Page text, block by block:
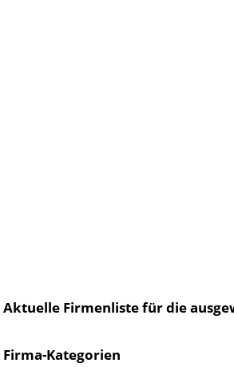
Aktuelle Firmenliste für die
Firma-Kategorien